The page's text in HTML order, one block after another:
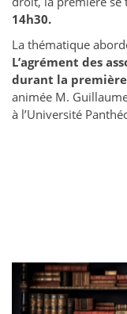
14h30.
La thématique
L’agrément des
durant la
animée M.
à l’Université